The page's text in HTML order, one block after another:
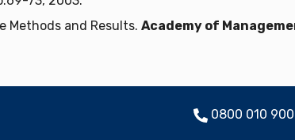
Methods and Results. Academy of
0800 010